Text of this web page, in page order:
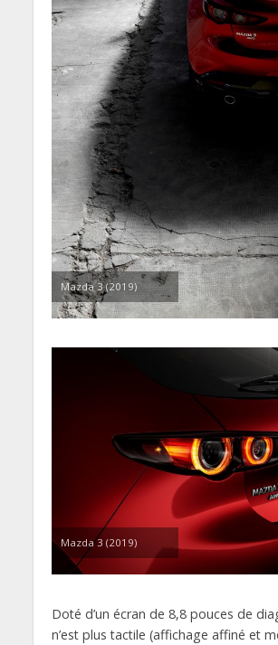
Mazda 3 (2019)
Mazda 3 (2019)
Doté d’un écran de 8,8 pouces de
n’est plus tactile (affichage affiné et